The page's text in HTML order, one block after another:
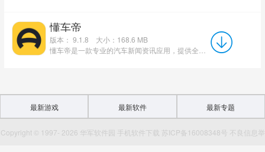
懂车帝
版本： 9.1.8
大小：168.6 MB
最新游戏 最新软件 最新专题
Copyright © 1997- 2026 华军软件园 手机软件下载 苏ICP备16008348号 不良信息举